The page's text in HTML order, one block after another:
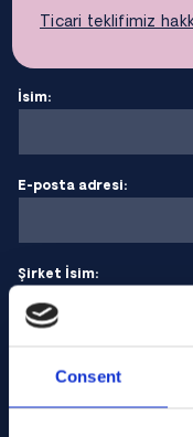
Consent
Ticari teklifimiz
İsim:
E-posta adresi:
Şirket İsim: